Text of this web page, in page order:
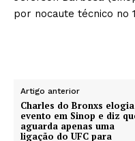
por nocaute técnico no
Artigo anterior
Charles do Bronxs elogia
evento em Sinop e diz
aguarda apenas uma
ligação do UFC para